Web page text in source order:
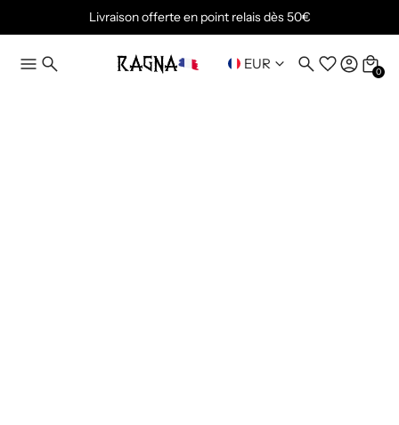
Livraison offerte en point relais dès 50€
EUR 0